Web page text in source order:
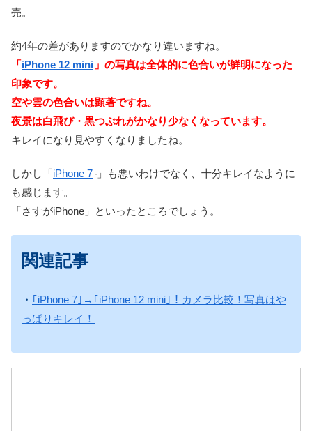
売。
約4年の差がありますのでかなり違いますね。
「iPhone 12 mini 」の写真は全体的に色合いが鮮明になった
印象です。
空や雲の色合いは顕著ですね。
夜景は白飛び・黒つぶれがかなり少なくなっています。
キレイになり見やすくなりましたね。
しかし「iPhone 7
」も悪いわけでなく、十分キレイなように
も感じます。
「さすがiPhone」といったところでしょう。
関連記事
・ ｢iPhone 7｣→｢iPhone 12 mini｣！カメラ比較！写真はや
っぱりキレイ！